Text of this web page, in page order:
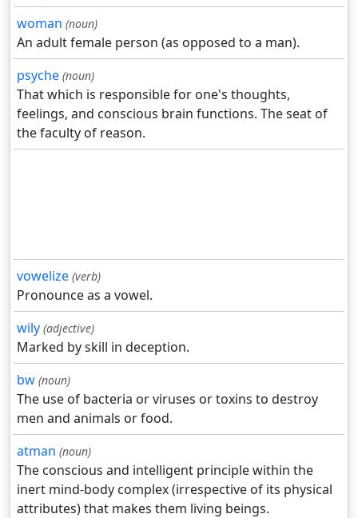
woman (noun)
An adult female person (as opposed to a man).
psyche (noun)
That which is responsible for one's thoughts,
feelings, and conscious brain functions. The seat of
the faculty of reason.
vowelize (verb)
Pronounce as a vowel.
wily (adjective)
Marked by skill in deception.
bw (noun)
The use of bacteria or viruses or toxins to destroy
men and animals or food.
atman (noun)
The conscious and intelligent principle within the
inert mind-body complex (irrespective of its physical
attributes) that makes them living beings.